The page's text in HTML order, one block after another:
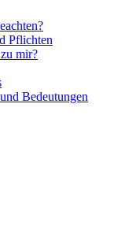
Pflichten
mir?
Bedeutungen